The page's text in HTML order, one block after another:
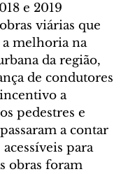
e 2019
viárias que
a melhoria na
da região,
de condutores
a
pedestres e
a contar
para
obras foram